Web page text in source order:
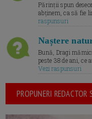
Părinții spun
abținem, ca să fie
raspunsuri
Naștere
Bună, Dragi
peste 38 de ani, ce
Vezi raspunsuri
PROPUNERI REDACTOR